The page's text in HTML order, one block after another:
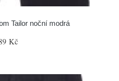
Tailor noční modrá
Kč